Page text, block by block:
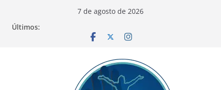
7 de agosto de 2026
Últimos: